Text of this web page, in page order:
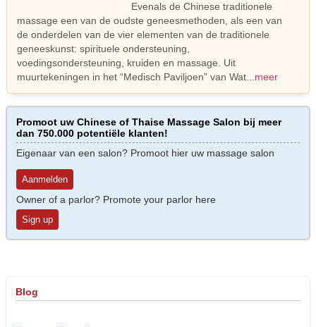
Evenals de Chinese traditionele
massage een van de oudste geneesmethoden, als een van
de onderdelen van de vier elementen van de traditionele
geneeskunst: spirituele ondersteuning,
voedingsondersteuning, kruiden en massage. Uit
muurtekeningen in het “Medisch Paviljoen” van Wat ...meer
Promoot uw Chinese of Thaise Massage Salon bij meer
dan 750.000 potentiële klanten!
Eigenaar van een salon? Promoot hier uw massage salon
Aanmelden
Owner of a parlor? Promote your parlor here
Sign up
Blog